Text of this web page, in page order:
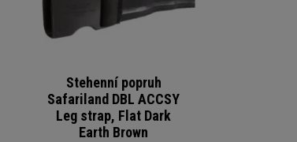
Stehenní popruh
Safariland DBL ACCSY
Leg strap, Flat Dark
Earth Brown